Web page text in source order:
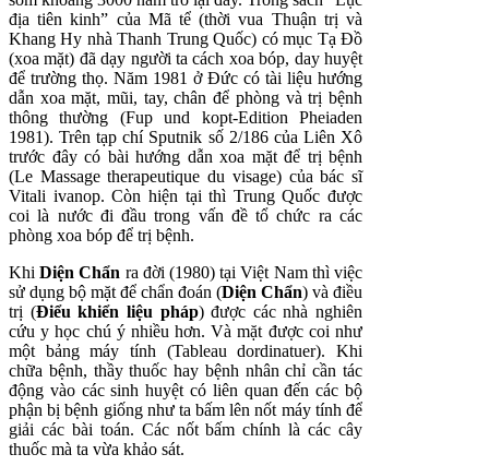
địa tiên kinh” của Mã tể (thời vua Thuận trị và
Khang Hy nhà Thanh Trung Quốc) có mục Tạ Đồ
(xoa mặt) đã dạy người ta cách xoa bóp, day huyệt
để trường thọ. Năm 1981 ở Đức có tài liệu hướng
dẫn xoa mặt, mũi, tay, chân để phòng và trị bệnh
thông thường (Fup und kopt-Edition Pheiaden
1981). Trên tạp chí Sputnik số 2/186 của Liên Xô
trước đây có bài hướng dẫn xoa mặt để trị bệnh
(Le Massage therapeutique du visage) của bác sĩ
Vitali ivanop. Còn hiện tại thì Trung Quốc được
coi là nước đi đầu trong vấn đề tổ chức ra các
phòng xoa bóp để trị bệnh.
KhiDiện Chẩn ra đời (1980) tại Việt Nam thì việc
sử dụng bộ mặt để chẩn đoán (Diện Chẩn) và điều
trị (Điểu khiển liệu pháp) được các nhà nghiên
cứu y học chú ý nhiều hơn. Và mặt được coi như
một bảng máy tính (Tableau dordinatuer). Khi
chữa bệnh, thầy thuốc hay bệnh nhân chỉ cần tác
động vào các sinh huyệt có liên quan đến các bộ
phận bị bệnh giống như ta bấm lên nốt máy tính để
giải các bài toán. Các nốt bấm chính là các cây
thuốc mà ta vừa khảo sát.